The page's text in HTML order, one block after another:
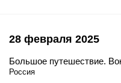
28 февраля 2025
Большое путешествие.
Россия